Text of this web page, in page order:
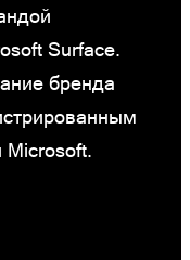
Surface.
бренда